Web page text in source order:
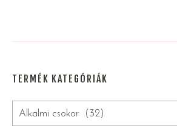
TERMÉK KATEGÓRIÁK
Alkalmi csokor (32)